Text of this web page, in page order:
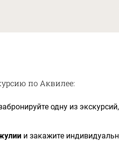
по Аквилее:
одну из
и закажите